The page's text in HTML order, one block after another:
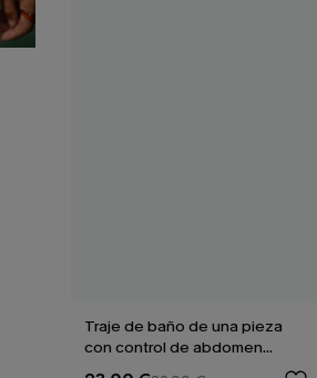
Traje de baño de una pieza
con control de abdomen
Sienna Sun